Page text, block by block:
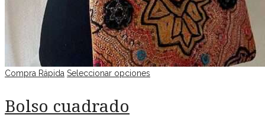
Compra Rápida Seleccionar opciones
Bolso cuadrado